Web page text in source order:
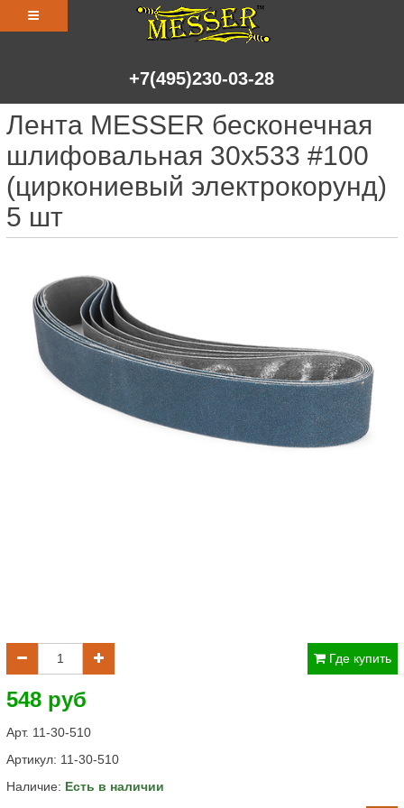
+7(495)230-03-28
Лента MESSER бесконечная
шлифовальная 30х533 #100
(циркониевый электрокорунд)
5 шт
Где купить
548 руб
Арт. 11-30-510
Артикул: 11-30-510
Наличие: Есть в наличии